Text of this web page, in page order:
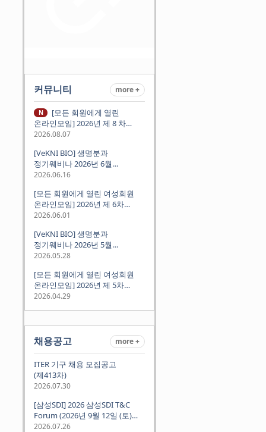
커뮤니티 more +
N
온라인모임] 2026년 제 8 차
정기모임 (8월 12일 수요일 저녁
경험담
2026.08.07
[VeKNI BIO] 생명분과
정기웨비나 2026년 6월
(2026.06.18 Thu 9:00PM)
2026.06.16
[모든 회원에게 열린 여성회원
온라인모임] 2026년 제 6차
정기모임 (6월 10일 수요일 저녁
2026.06.01
[VeKNI BIO] 생명분과
정기웨비나 2026년 5월
(2026.05.28 Thu 9:00PM)
2026.05.28
[모든 회원에게 열린 여성회원
온라인모임] 2026년 제 5차
정기모임 (5월 12일 화요일 저녁
2026.04.29
채용공고 more +
ITER 기구 채용 모집공고
(제413차)
2026.07.30
[삼성SDI] 2026 삼성SDI T&C
Forum (2026년 9월 12일 (토)
뮌헨 개최)
2026.07.26